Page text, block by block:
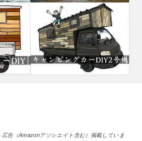
広告（Amazonアソシエイト含む）掲載していま